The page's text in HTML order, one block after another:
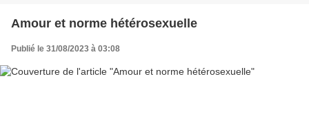
Amour et norme hétérosexuelle
Publié le 31/08/2023 à 03:08